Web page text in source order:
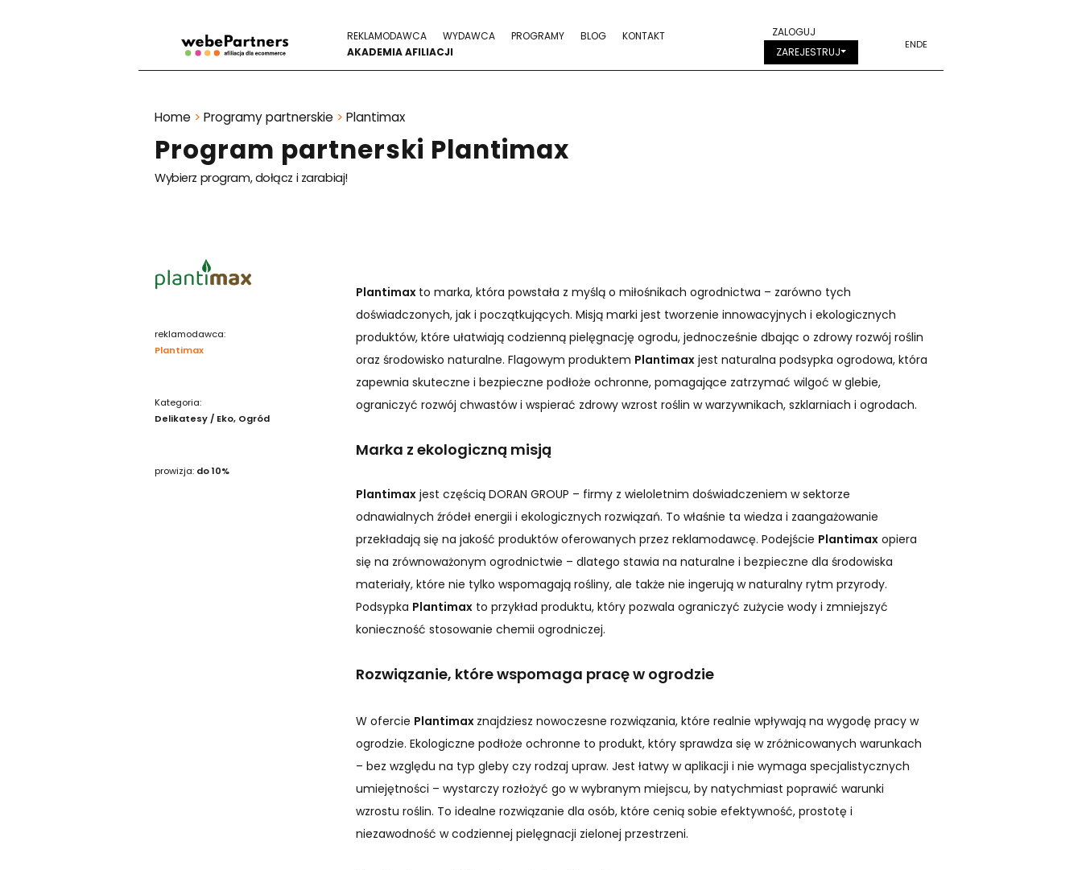
ENDE
ZALOGUJ
ZAREJESTRUJ
REKLAMODAWCA WYDAWCA PROGRAMY BLOG
KONTAKT
AKADEMIA AFILIACJI
Program partnerski Plantimax
Wybierz program, dołącz i zarabiaj!
Home > Programy partnerskie > Plantimax
reklamodawca:
Plantimax
Kategoria:
Delikatesy / Eko Ogród
prowizja: do 10%
Plantimax to marka, która powstała z myślą o miłośnikach ogrodnictwa – zarówno tych
doświadczonych, jak i początkujących. Misją marki jest tworzenie innowacyjnych i ekologicznych
produktów, które ułatwiają codzienną pielęgnację ogrodu, jednocześnie dbając o zdrowy rozwój roślin
oraz środowisko naturalne. Flagowym produktem Plantimax jest naturalna podsypka ogrodowa, która
zapewnia skuteczne i bezpieczne podłoże ochronne, pomagające zatrzymać wilgoć w glebie,
ograniczyć rozwój chwastów i wspierać zdrowy wzrost roślin w warzywnikach, szklarniach i ogrodach.
Marka z ekologiczną misją
Plantimax jest częścią DORAN GROUP – firmy z wieloletnim doświadczeniem w sektorze
odnawialnych źródeł energii i ekologicznych rozwiązań. To właśnie ta wiedza i zaangażowanie
przekładają się na jakość produktów oferowanych przez reklamodawcę. Podejście Plantimax opiera
się na zrównoważonym ogrodnictwie – dlatego stawia na naturalne i bezpieczne dla środowiska
materiały, które nie tylko wspomagają rośliny, ale także nie ingerują w naturalny rytm przyrody.
Podsypka Plantimax to przykład produktu, który pozwala ograniczyć zużycie wody i zmniejszyć
konieczność stosowanie chemii ogrodniczej.
Rozwiązanie, które wspomaga pracę w ogrodzie
W ofercie Plantimax znajdziesz nowoczesne rozwiązania, które realnie wpływają na wygodę pracy w
ogrodzie. Ekologiczne podłoże ochronne to produkt, który sprawdza się w zróżnicowanych warunkach
– bez względu na typ gleby czy rodzaj upraw. Jest łatwy w aplikacji i nie wymaga specjalistycznych
umiejętności – wystarczy rozłożyć go w wybranym miejscu, by natychmiast poprawić warunki
wzrostu roślin. To idealne rozwiązanie dla osób, które cenią sobie efektywność, prostotę i
niezawodność w codziennej pielęgnacji zielonej przestrzeni.